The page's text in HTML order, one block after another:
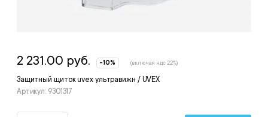
Защитный щиток uvex ультравижн / UVEX
Артикул: 9301317
2 231.00 руб. -10% (включая ндс 22%)